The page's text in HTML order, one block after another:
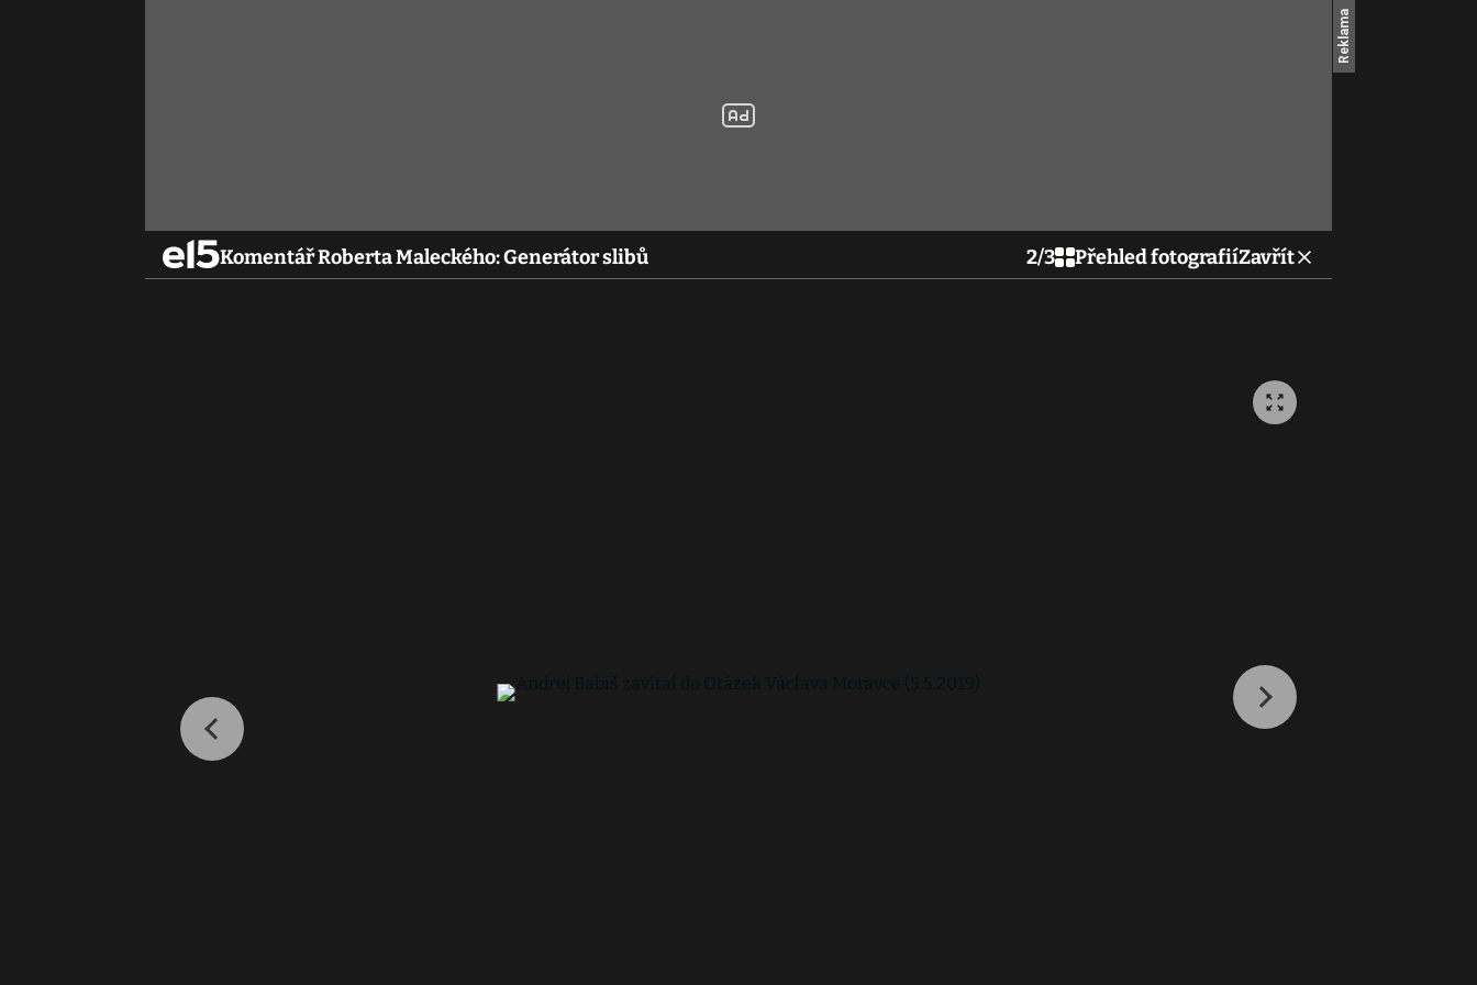
Komentář Roberta Maleckého: Generátor slibů 2/3 Přehled fotografiíZavřít